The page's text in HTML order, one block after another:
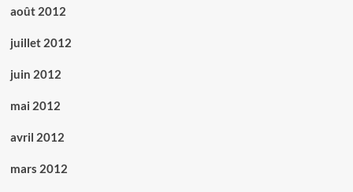
août 2012
juillet 2012
juin 2012
mai 2012
avril 2012
mars 2012